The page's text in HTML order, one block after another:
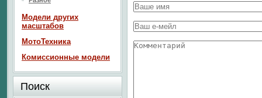
Модели других
масштабов
МотоТехника
Комиссионные модели
Поиск